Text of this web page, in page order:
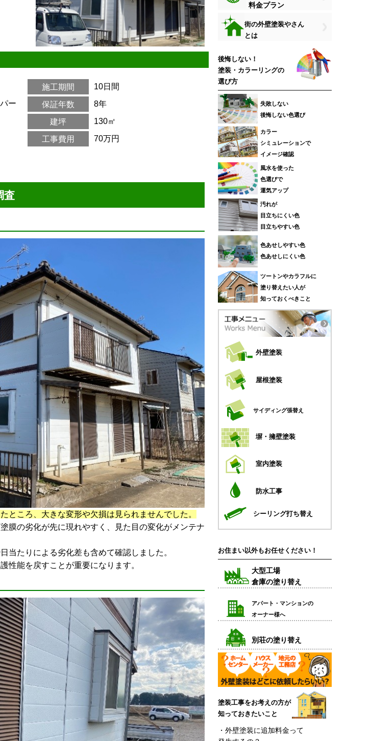
ー
施工期間 10日間
保証年数 8年
建坪 130㎡
工事費用 70万円
査
ところ、大きな変形や欠損は見られませんでした。
膜の劣化が先に現れやすく、見た目の変化がメンテナ
当たりによる劣化差も含めて確認しました。
性能を戻すことが重要になります。
料金プラン
街の外壁塗装やさん
とは
後悔しない！
塗装・カラーリングの
選び方
失敗しない
後悔しない色選び
カラー
シミュレーションで
イメージ確認
風水を使った
色選びで
運気アップ
汚れが
目立ちにくい色
目立ちやすい色
色あせしやすい色
色あせしにくい色
ツートンやカラフルに
塗り替えたい人が
知っておくべきこと
外壁塗装
屋根塗装
サイディング張替え
塀・擁壁塗装
室内塗装
防水工事
シーリング打ち替え
お住まい以外もお任せください！
大型工場
倉庫の塗り替え
アパート・マンションの
オーナー様へ
別荘の塗り替え
塗装工事をお考えの方が
知っておきたいこと
・ 外壁塗装に追加料金って